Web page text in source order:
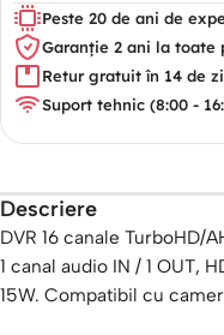
Peste 20 de ani de
Garanție 2 ani la toate
Retur gratuit în 14 de
Suport tehnic (8:00 -
Descriere
DVR 16 canale TurboHD/
1 canal audio IN / 1 OUT,
15W. Compatibil cu